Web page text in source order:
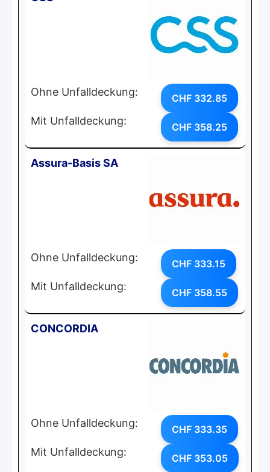
Ohne Unfalldeckung: CHF 332.85
Mit Unfalldeckung: CHF 358.25
Assura-Basis SA
Ohne Unfalldeckung: CHF 333.15
Mit Unfalldeckung: CHF 358.55
CONCORDIA
Ohne Unfalldeckung: CHF 333.35
Mit Unfalldeckung: CHF 353.05